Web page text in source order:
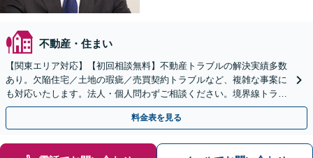
不動産・住まい
【関東エリア対応】【初回相談無料】不動産トラブルの解決実績多数
あり。欠陥住宅／土地の瑕疵／売買契約トラブルなど、複雑な事案に
も対応いたします。法人・個人問わずご相談ください。境界線トラブ
ルも多くの対応実績あり。【電話相談・Web面談可】
料金表を見る